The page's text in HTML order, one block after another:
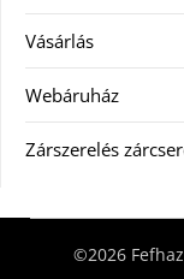
Vásárlás
Webáruház
Zárszerelés
©2026 Fefhaz